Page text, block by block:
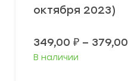
октября 2023)
349,00 ₽ – 379,00
В наличии